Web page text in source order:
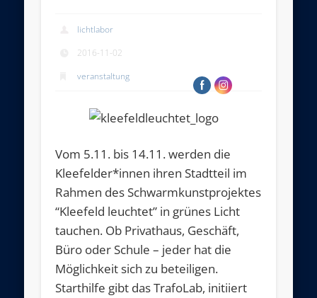
lichtlabor
2016-11-02
veranstaltung
Vom 5.11. bis 14.11. werden die
Kleefelder*innen ihren Stadtteil im
Rahmen des Schwarmkunstprojektes
“Kleefeld leuchtet” in grünes Licht
tauchen. Ob Privathaus, Geschäft,
Büro oder Schule – jeder hat die
Möglichkeit sich zu beteiligen.
Starthilfe gibt das TrafoLab, initiiert